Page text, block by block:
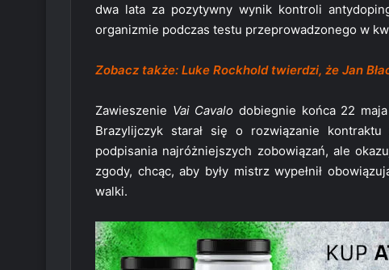
dwa lata za pozytywny wynik kontroli
organizmie podczas testu przeprowadzonego w
Zobacz także: Luke Rockhold twierdzi, że Jan
Zawieszenie Vai Cavalo dobiegnie końca 22
Brazylijczyk starał się o rozwiązanie
podpisania najróżniejszych zobowiązań, ale
zgody, chcąc, aby były mistrz wypełnił
walki.